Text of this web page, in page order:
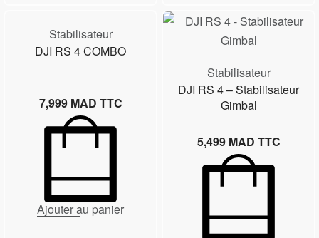
Stabilisateur
DJI RS 4 COMBO
7,999 MAD TTC
Ajouter au panier
Stabilisateur
DJI RS 4 – Stabilisateur
Gimbal
5,499 MAD TTC